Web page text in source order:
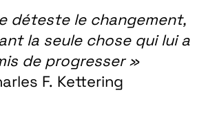
déteste le changement,
la seule chose qui lui a
de progresser »
F. Kettering